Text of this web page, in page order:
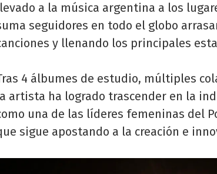
a la música argentina a los
seguidores en todo el globo
y llenando los principales
4 álbumes de estudio, múltiples
artista ha logrado trascender en la
una de las líderes femeninas del
sigue apostando a la creación e